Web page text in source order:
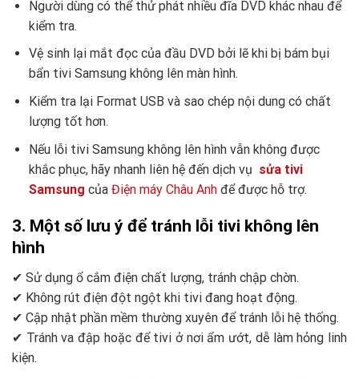
Người dùng có thể thử phát nhiều đĩa DVD khác nhau để
kiểm tra.
Vệ sinh lại mắt đọc của đầu DVD bởi lẽ khi bị bám bụi
bẩn tivi Samsung không lên màn hình.
Kiểm tra lại Format USB và sao chép nội dung có chất
lượng tốt hơn.
Nếu lỗi tivi Samsung không lên hình vẫn không được
khắc phục, hãy nhanh liên hệ đến dịch vụ sửa tivi
Samsung của Điện máy Châu Anhđể được hỗ trợ.
3. Một số lưu ý để tránh lỗi tivi không lên
hình
✔ Sử dụng ổ cắm điện chất lượng, tránh chập chờn.
✔ Không rút điện đột ngột khi tivi đang hoạt động.
✔ Cập nhật phần mềm thường xuyên để tránh lỗi hệ thống.
✔ Tránh va đập hoặc để tivi ở nơi ẩm ướt, dễ làm hỏng linh
kiện.